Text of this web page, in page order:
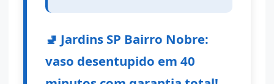
🚽 Jardins SP Bairro Nobre:
vaso desentupido em 40